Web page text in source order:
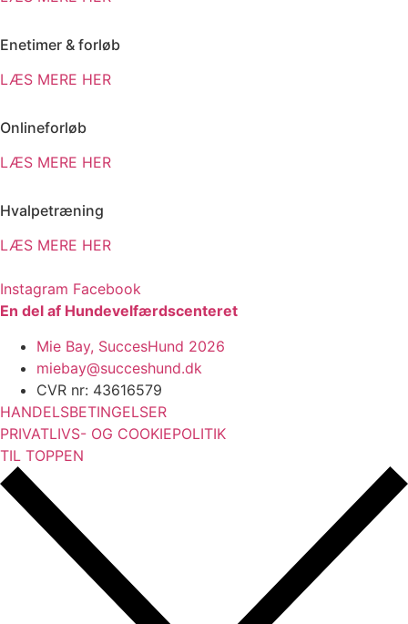
Enetimer & forløb
LÆS MERE HER
Onlineforløb
LÆS MERE HER
Hvalpetræning
LÆS MERE HER
Instagram Facebook
En del af Hundevelfærdscenteret
Mie Bay, SuccesHund 2026
miebay@succeshund.dk
CVR nr: 43616579
HANDELSBETINGELSER
PRIVATLIVS- OG COOKIEPOLITIK
TIL TOPPEN